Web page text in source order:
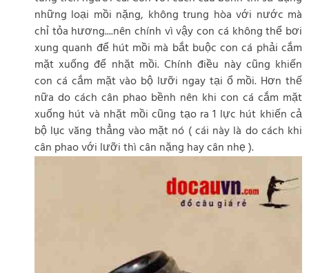
những loại mồi nặng, không trung hòa với nước mà
chỉ tỏa hương....nên chính vì vậy con cá không thể bơi
xung quanh để hút mồi mà bắt buộc con cá phải cắm
mặt xuống để nhặt mồi. Chính điều này cũng khiến
con cá cắm mặt vào bộ lưỡi ngay tại ổ mồi. Hơn thế
nữa do cách cân phao bềnh nên khi con cá cắm mặt
xuống hút và nhặt mồi cũng tạo ra 1 lực hút khiến cả
bộ lục văng thẳng vào mặt nó ( cái này là do cách khi
cân phao với lưỡi thì cân nặng hay cân nhẹ ).